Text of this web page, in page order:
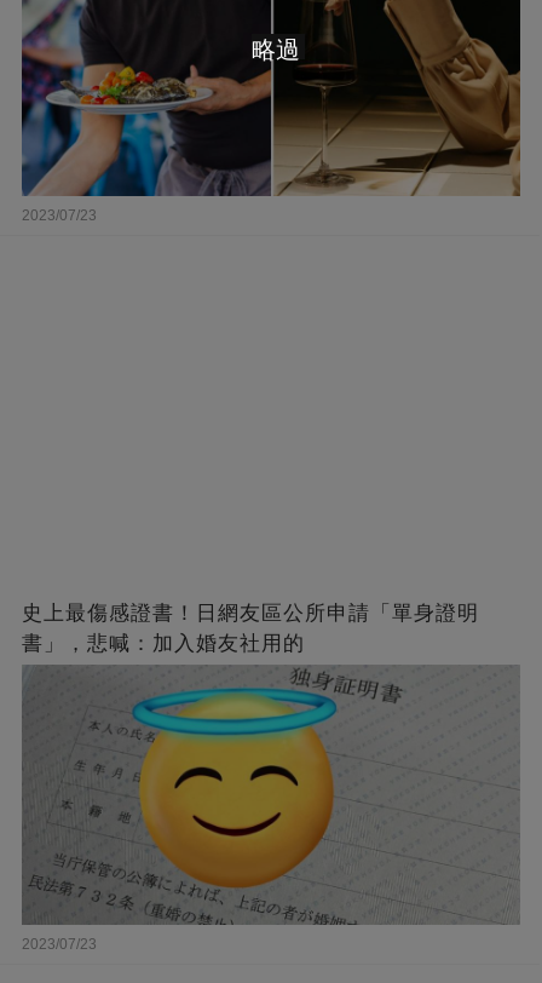
2023/07/23
史上最傷感證書！日網友區公所申請「單身證明
書」，悲喊：加入婚友社用的
2023/07/23
略過